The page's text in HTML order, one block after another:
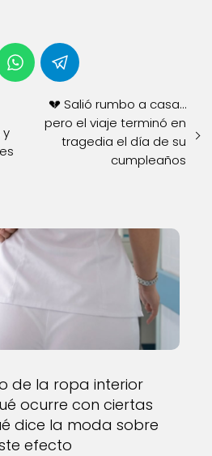
y
💔 Salió rumbo a casa…
pero el viaje terminó en
tragedia el día de su
cumpleaños
de la ropa interior
ocurre con ciertas
dice la moda sobre
efecto